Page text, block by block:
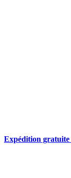
Expédition gratuite